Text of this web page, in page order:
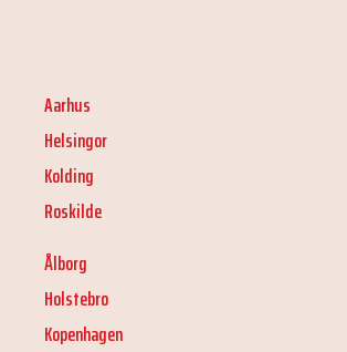
Aarhus
Helsingor
Kolding
Roskilde
Ålborg
Holstebro
Kopenhagen